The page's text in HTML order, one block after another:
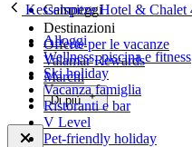
Campeggi
Destinazioni
Offerte per le vacanze
Valamar Rewards
Marchi
Di più
Kesselspitze Hotel &
Alloggi
Wellness, piscina e fitness
Ski holiday
Vacanza famiglia
Ristoranti e bar
V Level
Pet-friendly holiday